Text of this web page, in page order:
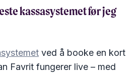
kassasystemet før jeg
ved å booke en kort
Favrit fungerer live – med